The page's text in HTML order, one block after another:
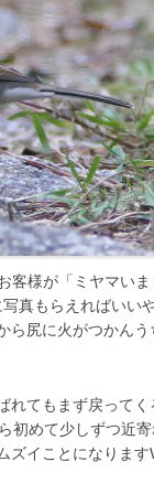
様が「ミヤマいま
真もらえればいい
ら尻に火がつかんう
れてもまず戻ってく
初めて少しずつ近
イことになります